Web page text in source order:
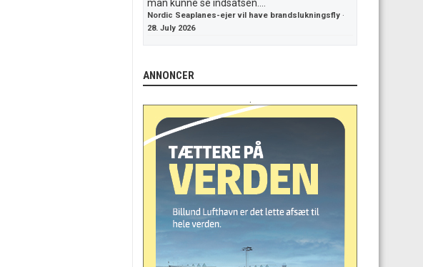
man kunne se indsatsen....
Nordic Seaplanes-ejer vil have brandslukningsfly ·
28. July 2026
ANNONCER